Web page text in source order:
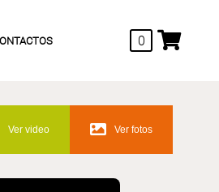
0
Ver video Ver fotos